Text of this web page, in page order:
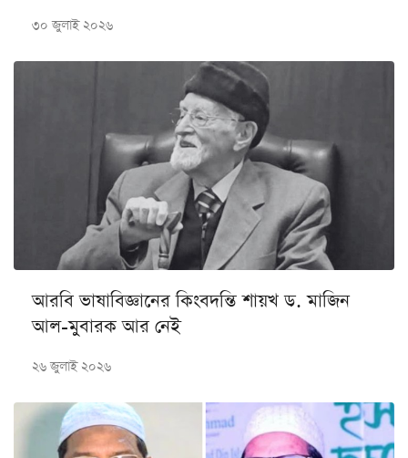
৩০ জুলাই ২০২৬
আরবি ভাষাবিজ্ঞানের কিংবদন্তি শায়খ ড. মাজিন
আল-মুবারক আর নেই
২৬ জুলাই ২০২৬